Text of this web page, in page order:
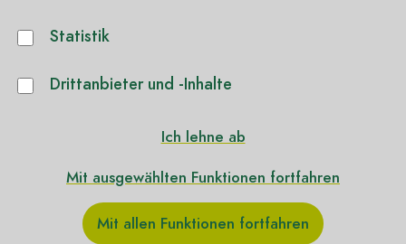
KONRAD WOLF
D-14482 Potsdam
www.filmuniversitaet.de
#terrathesis
Statistik
Drittanbieter und -Inhalte
Ich lehne ab
Mit ausgewählten Funktionen fortfahren
Mit allen Funktionen fortfahren